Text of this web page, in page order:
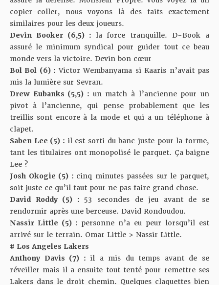
copier-coller, nous voyons là des faits exactement
similaires pour les deux joueurs.
Devin Booker (6,5) : la force tranquille. D-Book a
assuré le minimum syndical pour guider tout ce beau
monde vers la victoire. Devin bon cœur
Bol Bol (6) :Victor Wembanyama si Kaaris n’avait pas
mis la lumière sur Sevran.
Drew Eubanks (5,5) : un match à l’ancienne pour un
pivot à l’ancienne, qui pense probablement que les
treillis sont encore à la mode et qui a un téléphone à
clapet.
Saben Lee (5) : il est sorti du banc juste pour la forme,
tant les titulaires ont monopolisé le parquet. Ça baigne
Lee ?
Josh Okogie (5) : cinq minutes passées sur le parquet,
soit juste ce qu’il faut pour ne pas faire grand chose.
David Roddy (5) :53 secondes de jeu avant de se
rendormir après une berceuse. David Rondoudou.
Nassir Little (5) : personne n’a eu peur lorsqu’il est
arrivé sur le terrain. Omar Little > Nassir Little.
# Los Angeles Lakers
Anthony Davis (7) : il a mis du temps avant de se
réveiller mais il a ensuite tout tenté pour remettre ses
Lakers dans le droit chemin. Quelques claquettes bien